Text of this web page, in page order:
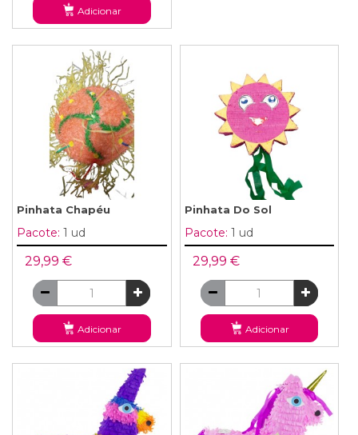
Adicionar
Pinhata Chapéu
Pacote: 1 ud
29,99 €
Adicionar
Pinhata Do Sol
Pacote: 1 ud
29,99 €
Adicionar